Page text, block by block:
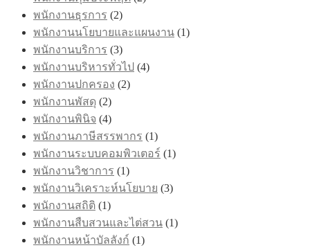
พนักงานธุรการ (2)
พนักงานนโยบายและแผนงาน (1)
พนักงานบริการ (3)
พนักงานบริหารทั่วไป (4)
พนักงานปกครอง (2)
พนักงานพัสดุ (2)
พนักงานพินิจ (4)
พนักงานภาษีสรรพากร (1)
พนักงานระบบคอมพิวเตอร์ (1)
พนักงานวิชาการ (1)
พนักงานวิเคราะห์นโยบาย (3)
พนักงานสถิติ (1)
พนักงานสืบสวนและไต่สวน (1)
พนักงานหน้าบัลลังก์ (1)